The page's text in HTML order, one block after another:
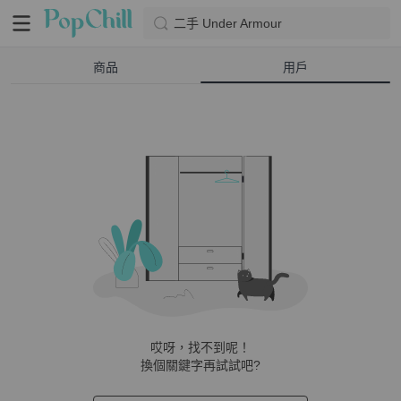
二手 Under Armour
商品 用戶
哎呀，找不到呢！
換個關鍵字再試試吧?